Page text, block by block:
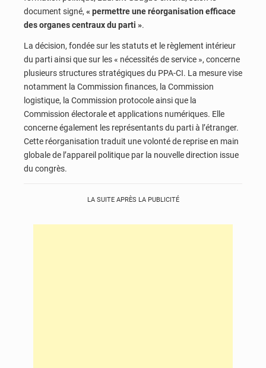
document signé, « permettre une réorganisation efficace
des organes centraux du parti ».
La décision, fondée sur les statuts et le règlement intérieur
du parti ainsi que sur les « nécessités de service », concerne
plusieurs structures stratégiques du PPA-CI. La mesure vise
notamment la Commission finances, la Commission
logistique, la Commission protocole ainsi que la
Commission électorale et applications numériques. Elle
concerne également les représentants du parti à l’étranger.
Cette réorganisation traduit une volonté de reprise en main
globale de l’appareil politique par la nouvelle direction issue
du congrès.
LA SUITE APRÈS LA PUBLICITÉ